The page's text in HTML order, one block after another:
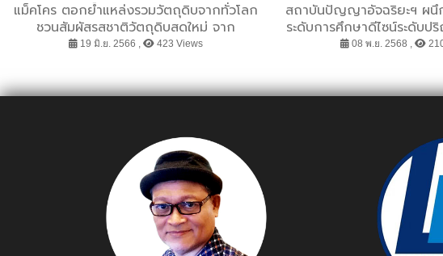
แม็คโคร ตอกย้ำแหล่งรวมวัตถุดิบจากทั่วโลก
ชวนสัมผัสรสชาติวัตถุดิบสดใหม่ จาก
นิวซีแลนด์ รับเทรนด์รักสุขภาพแรงไม่แผ่ว
19 มิ.ย. 2566 , 423 Views
สถาบันปัญญาอัจฉริยะฯ ผนึ
ระดับการศึกษาดีไซน์ระดับ
08 พ.ย. 2568 ,